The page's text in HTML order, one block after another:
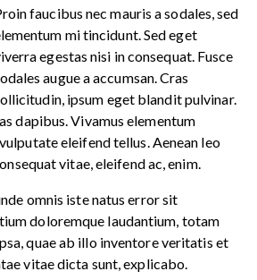
faucibus nec mauris a sodales, sed
mi tincidunt. Sed eget
egestas nisi in consequat. Fusce
augue a accumsan. Cras
ipsum eget blandit pulvinar.
dapibus. Vivamus elementum
eleifend tellus. Aenean leo
vitae, eleifend ac, enim.
omnis iste natus error sit
doloremque laudantium, totam
quae ab illo inventore veritatis et
vitae dicta sunt, explicabo.